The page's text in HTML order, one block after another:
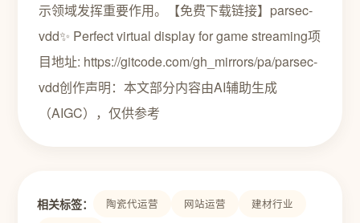
示领域发挥重要作用。【免费下载链接】parsec-
vdd✨ Perfect virtual display for game streaming项
目地址: https://gitcode.com/gh_mirrors/pa/parsec-
vdd创作声明：本文部分内容由AI辅助生成
（AIGC），仅供参考
相关标签： 陶瓷代运营 网站运营
建材行业